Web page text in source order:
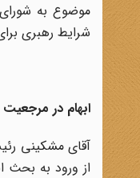
موضوع به
شرایط رهبری
ابهام در مرجعیت